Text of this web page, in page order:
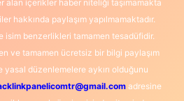
alan içerikler haber niteliği taşımamakta
hakkında paylaşım yapılmamaktadır.
isim benzerlikleri tamamen tesadüfidir.
ve tamamen ücretsiz bir bilgi paylaşım
düzenlemelere aykırı olduğunu
adresine